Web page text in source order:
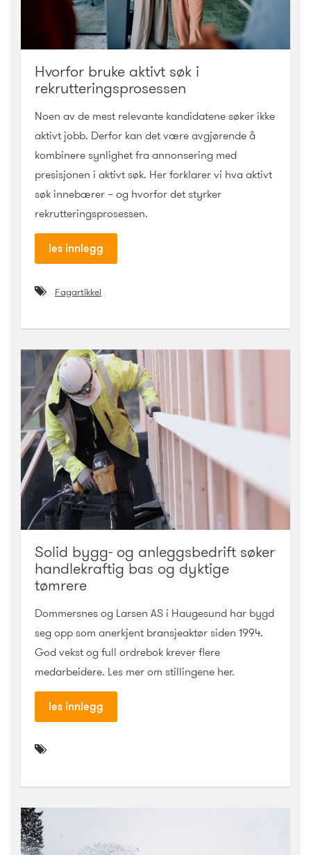
Hvorfor bruke aktivt søk i
rekrutteringsprosessen
Noen av de mest relevante kandidatene søker ikke
aktivt jobb. Derfor kan det være avgjørende å
kombinere synlighet fra annonsering med
presisjonen i aktivt søk. Her forklarer vi hva aktivt
søk innebærer – og hvorfor det styrker
rekrutteringsprosessen.
les innlegg
Fagartikkel
Solid bygg- og anleggsbedrift søker
handlekraftig bas og dyktige
tømrere
Dommersnes og Larsen AS i Haugesund har bygd
seg opp som anerkjent bransjeaktør siden 1994.
God vekst og full ordrebok krever flere
medarbeidere. Les mer om stillingene her.
les innlegg